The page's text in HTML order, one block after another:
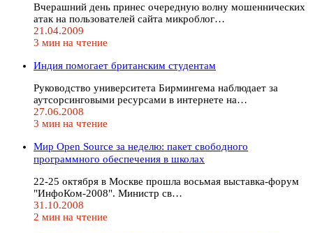
Вчерашний день принес очередную волну мошеннических
атак на пользователей сайта микроблог…
21.04.2009
3 мин на чтение
Индия помогает британским студентам
Руководство университета Бирмингема наблюдает за
аутсорсинговыми ресурсами в интернете на…
27.06.2008
3 мин на чтение
Мир Open Source за неделю: пакет свободного
программного обеспечения в школах
22-25 октября в Москве прошла восьмая выставка-форум
"ИнфоКом-2008". Министр св…
31.10.2008
2 мин на чтение